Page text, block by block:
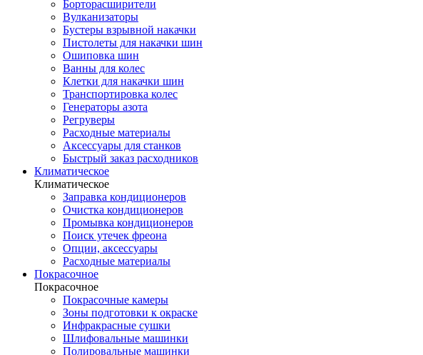
Борторасширители
Вулканизаторы
Бустеры взрывной накачки
Пистолеты для накачки шин
Ошиповка шин
Ванны для колес
Клетки для накачки шин
Транспортировка колес
Генераторы азота
Регруверы
Расходные материалы
Аксессуары для станков
Быстрый заказ расходников
Климатическое
Климатическое
Заправка кондиционеров
Очистка кондиционеров
Промывка кондиционеров
Поиск утечек фреона
Опции, аксессуары
Расходные материалы
Покрасочное
Покрасочное
Покрасочные камеры
Зоны подготовки к окраске
Инфракрасные сушки
Шлифовальные машинки
Полировальные машинки